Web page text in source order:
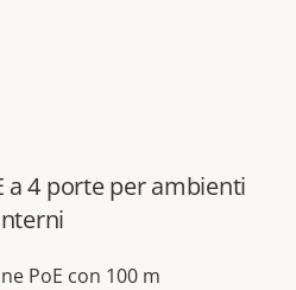
a 4 porte per ambienti
PoE con 100 m